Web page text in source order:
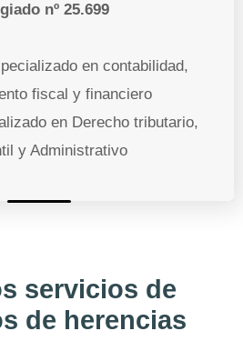
nº 25.699
en contabilidad,
fiscal y financiero
en Derecho tributario,
y Administrativo
servicios de
de herencias